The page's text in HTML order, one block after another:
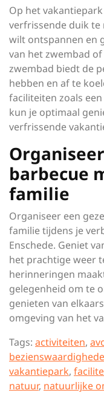
Op het
verfrissende duik te
wilt ontspannen en
van het zwembad
zwembad biedt de
hebben en af te
faciliteiten zoals
kun je optimaal
verfrissende
barbecue
familie
Organiseer een
familie tijdens je
Enschede. Geniet
het prachtige weer
herinneringen
gelegenheid om te
genieten van
omgeving van het
Tags: activiteiten,
vakantiepark,
natuur, natuurlijke